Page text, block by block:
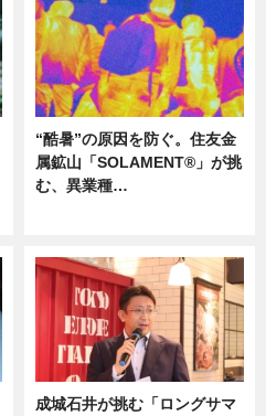
“酷暑”の原因を防ぐ。住友金
属鉱山「SOLAMENT®」が挑
む、異業種…
成城石井が挑む「ロングサマ